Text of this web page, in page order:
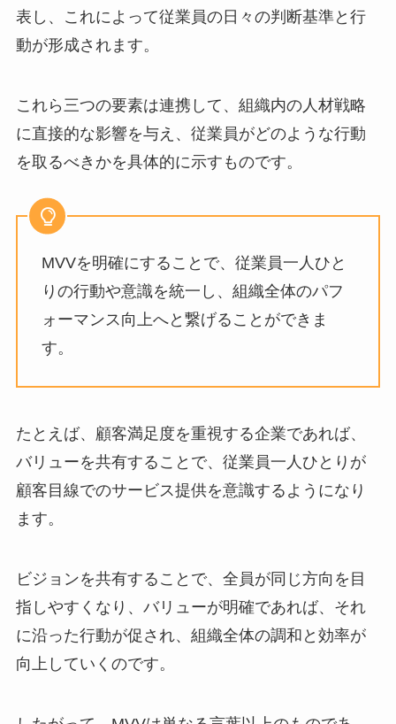
表し、これによって従業員の日々の判断基準と行
動が形成されます。
これら三つの要素は連携して、組織内の人材戦略
に直接的な影響を与え、従業員がどのような行動
を取るべきかを具体的に示すものです。
MVVを明確にすることで、従業員一人ひと
りの行動や意識を統一し、組織全体のパフ
ォーマンス向上へと繋げることができま
す。
たとえば、顧客満足度を重視する企業であれば、
バリューを共有することで、従業員一人ひとりが
顧客目線でのサービス提供を意識するようになり
ます。
ビジョンを共有することで、全員が同じ方向を目
指しやすくなり、バリューが明確であれば、それ
に沿った行動が促され、組織全体の調和と効率が
向上していくのです。